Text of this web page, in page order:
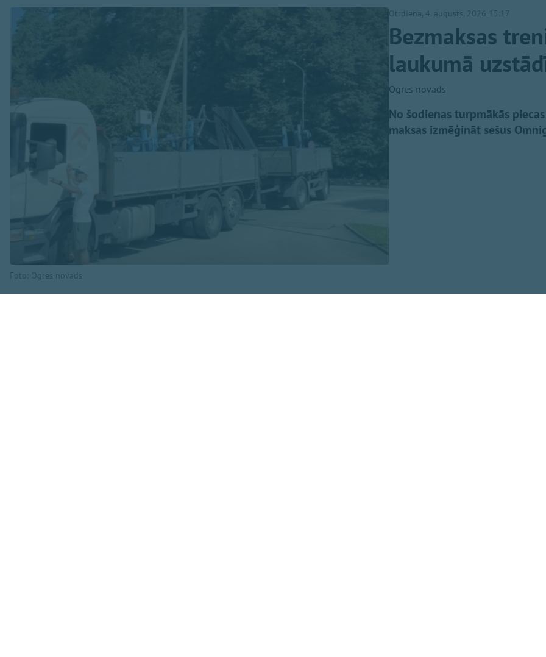
Foto: Ogres novads
Otrdiena, 4. augusts, 2026 15:17
Bezmaksas
laukumā
Ogres novads
No šodienas turpmākās
maksas izmēģināt sešus